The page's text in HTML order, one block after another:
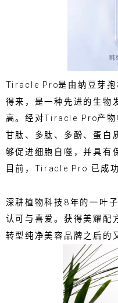
Tiracle Pro是由纳豆芽孢
得来，是一种先进的生物
高。经对Tiracle Pro产物
甘肽、多肽、多酚、蛋白
够促进细胞自噬，并具有
目前，Tiracle Pro 已成
深耕植物科技8年的一叶
认可与喜爱。获得美耀配
转型纯净美容品牌之后的